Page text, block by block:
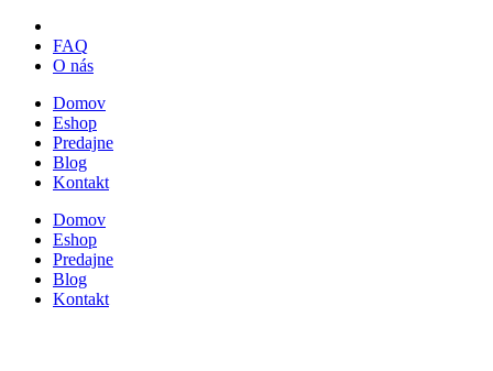
FAQ
O nás
Domov
Eshop
Predajne
Blog
Kontakt
Domov
Eshop
Predajne
Blog
Kontakt